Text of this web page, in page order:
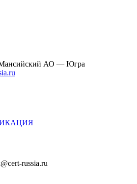
АО — Югра
russia.ru